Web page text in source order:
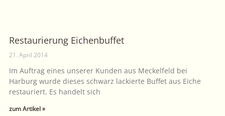
Restaurierung Eichenbuffet
21. April 2014
Im Auftrag eines unserer Kunden aus Meckelfeld bei
Harburg wurde dieses schwarz lackierte Buffet aus Eiche
restauriert. Es handelt sich
zum Artikel »